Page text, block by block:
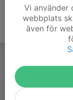
Vi använder
webbplats
även för